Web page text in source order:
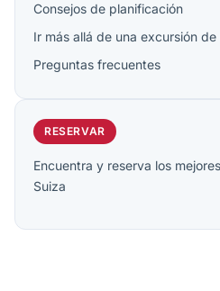
Consejos de planificación
Ir más allá de una excursión de
Preguntas frecuentes
RESERVAR
Encuentra y reserva los
Suiza